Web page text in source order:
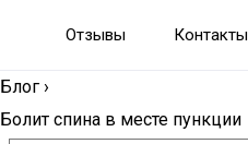
Отзывы Контакты
Блог ›
Болит спина в месте пункции